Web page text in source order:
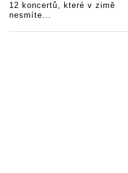
12 koncertů, které v zimě
nesmíte...